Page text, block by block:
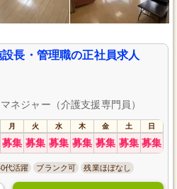
長・管理職の正社員求人
ネジャー（介護支援専門員）
月 火 水 木 金 土 日
募集 募集 募集 募集 募集 募集 募集
代活躍 ブランク可 残業ほぼなし